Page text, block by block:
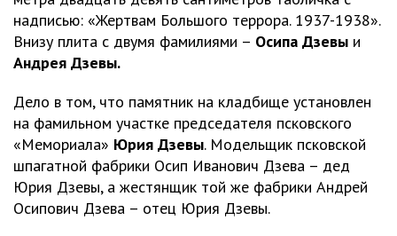
надписью: «Жертвам Большого террора. 1937-1938».
Внизу плита с двумя фамилиями – Осипа Дзевы и
Андрея Дзевы.
Дело в том, что памятник на кладбище установлен
на фамильном участке председателя псковского
«Мемориала» Юрия Дзевы. Модельщик псковской
шпагатной фабрики Осип Иванович Дзева – дед
Юрия Дзевы, а жестянщик той же фабрики Андрей
Осипович Дзева – отец Юрия Дзевы.